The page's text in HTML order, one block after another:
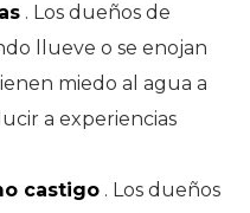
. Los dueños de
llueve o se enojan
miedo al agua a
a experiencias
castigo . Los dueños